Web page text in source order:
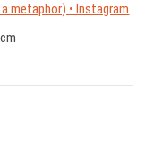
• Instagram